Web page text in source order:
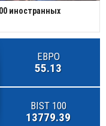
иностранных
ЕВРО
55.13
BIST 100
13779.39